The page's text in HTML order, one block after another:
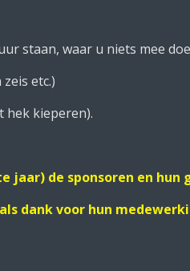
waar u niets mee doet,
een zeis
kieperen).
jaar) de sponsoren en
dank voor hun